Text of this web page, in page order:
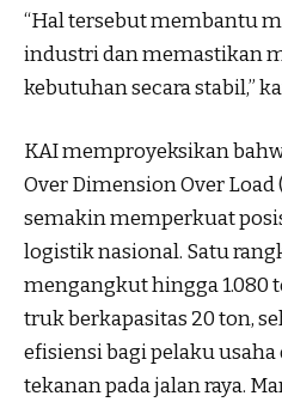
“Hal tersebut membantu
industri dan memastikan
kebutuhan secara stabil,”
KAI memproyeksikan
Over Dimension Over Load
semakin memperkuat
logistik nasional. Satu
mengangkut hingga 1.080
truk berkapasitas 20 ton,
efisiensi bagi pelaku
tekanan pada jalan raya.